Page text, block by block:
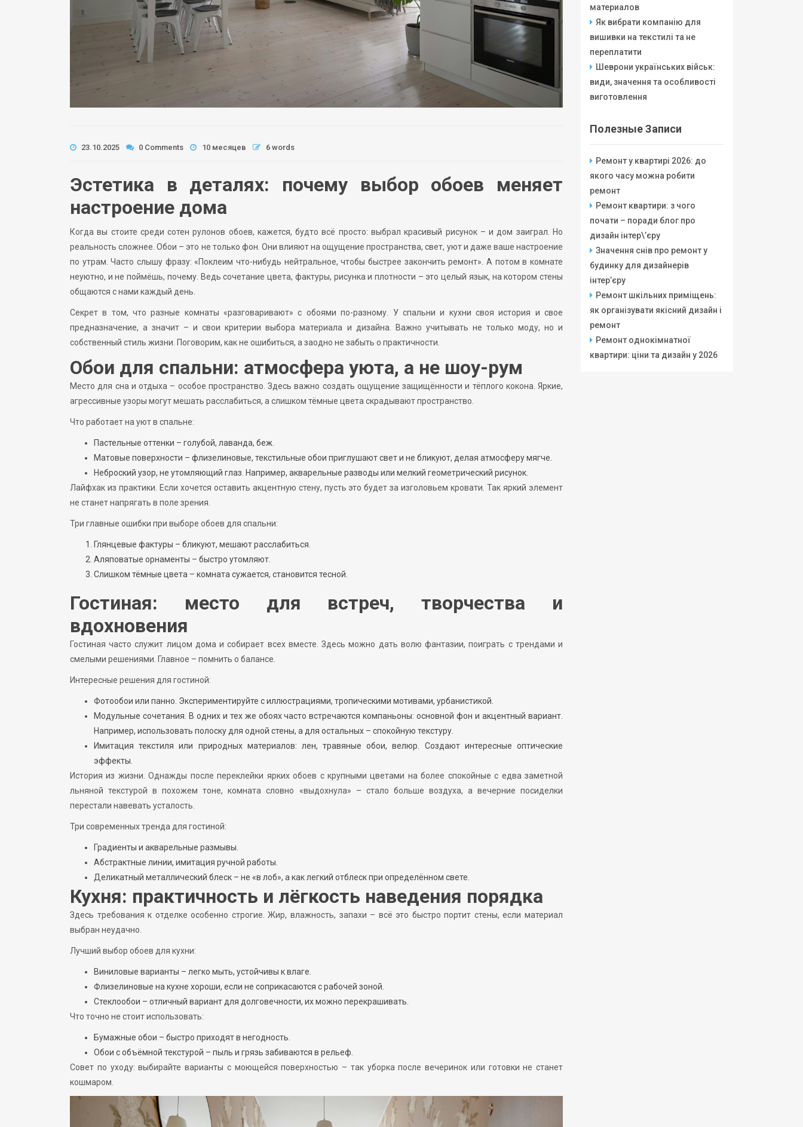
23.10.2025 0 Comments 10 месяцев 6 words
Эстетика в деталях: почему выбор обоев меняет
настроение дома
Когда вы стоите среди сотен рулонов обоев, кажется, будто всё просто: выбрал красивый рисунок – и дом заиграл. Но
реальность сложнее. Обои – это не только фон. Они влияют на ощущение пространства, свет, уют и даже ваше настроение
по утрам. Часто слышу фразу: «Поклеим что-нибудь нейтральное, чтобы быстрее закончить ремонт». А потом в комнате
неуютно, и не поймёшь, почему. Ведь сочетание цвета, фактуры, рисунка и плотности – это целый язык, на котором стены
общаются с нами каждый день.
Секрет в том, что разные комнаты «разговаривают» с обоями по-разному. У спальни и кухни своя история и свое
предназначение, а значит – и свои критерии выбора материала и дизайна. Важно учитывать не только моду, но и
собственный стиль жизни. Поговорим, как не ошибиться, а заодно не забыть о практичности.
Обои для спальни: атмосфера уюта, а не шоу-рум
Место для сна и отдыха – особое пространство. Здесь важно создать ощущение защищённости и тёплого кокона. Яркие,
агрессивные узоры могут мешать расслабиться, а слишком тёмные цвета скрадывают пространство.
Что работает на уют в спальне:
Пастельные оттенки – голубой, лаванда, беж.
Матовые поверхности – флизелиновые, текстильные обои приглушают свет и не бликуют, делая атмосферу мягче.
Неброский узор, не утомляющий глаз. Например, акварельные разводы или мелкий геометрический рисунок.
Лайфхак из практики. Если хочется оставить акцентную стену, пусть это будет за изголовьем кровати. Так яркий элемент
не станет напрягать в поле зрения.
Три главные ошибки при выборе обоев для спальни:
Глянцевые фактуры – бликуют, мешают расслабиться.
Аляповатые орнаменты – быстро утомляют.
Слишком тёмные цвета – комната сужается, становится тесной.
Гостиная: место для встреч, творчества и
вдохновения
Гостиная часто служит лицом дома и собирает всех вместе. Здесь можно дать волю фантазии, поиграть с трендами и
смелыми решениями. Главное – помнить о балансе.
Интересные решения для гостиной:
Фотообои или панно. Экспериментируйте с иллюстрациями, тропическими мотивами, урбанистикой.
Модульные сочетания. В одних и тех же обоях часто встречаются компаньоны: основной фон и акцентный вариант.
Например, использовать полоску для одной стены, а для остальных – спокойную текстуру.
Имитация текстиля или природных материалов: лен, травяные обои, велюр. Создают интересные оптические
эффекты.
История из жизни. Однажды после переклейки ярких обоев с крупными цветами на более спокойные с едва заметной
льняной текстурой в похожем тоне, комната словно «выдохнула» – стало больше воздуха, а вечерние посиделки
перестали навевать усталость.
Три современных тренда для гостиной:
Градиенты и акварельные размывы.
Абстрактные линии, имитация ручной работы.
Деликатный металлический блеск – не «в лоб», а как легкий отблеск при определённом свете.
Кухня: практичность и лёгкость наведения порядка
Здесь требования к отделке особенно строгие. Жир, влажность, запахи – всё это быстро портит стены, если материал
выбран неудачно.
Лучший выбор обоев для кухни:
Виниловые варианты – легко мыть, устойчивы к влаге.
Флизелиновые на кухне хороши, если не соприкасаются с рабочей зоной.
Стеклообои – отличный вариант для долговечности, их можно перекрашивать.
Что точно не стоит использовать:
Бумажные обои – быстро приходят в негодность.
Обои с объёмной текстурой – пыль и грязь забиваются в рельеф.
Совет по уходу: выбирайте варианты с моющейся поверхностью – так уборка после вечеринок или готовки не станет
кошмаром.
материалов
Як вибрати компанію для
вишивки на текстилі та не
переплатити
Шеврони українських військ:
види, значення та особливості
виготовлення
Полезные Записи
Ремонт у квартирі 2026: до
якого часу можна робити
ремонт
Ремонт квартири: з чого
почати – поради блог про
дизайн інтер\’єру
Значення снів про ремонт у
будинку для дизайнерів
інтер’єру
Ремонт шкільних приміщень:
як організувати якісний дизайн і
ремонт
Ремонт однокімнатної
квартири: ціни та дизайн у 2026